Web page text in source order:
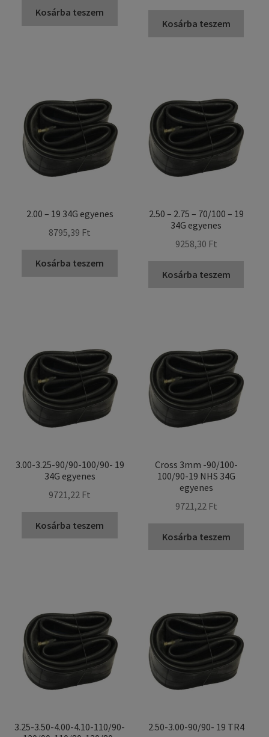
Kosárba teszem
Kosárba teszem
2.00 – 19 34G egyenes
8795,39 Ft
Kosárba teszem
2.50 – 2.75 – 70/100 – 19
34G egyenes
9258,30 Ft
Kosárba teszem
3.00-3.25-90/90-100/90- 19
34G egyenes
9721,22 Ft
Kosárba teszem
Cross 3mm -90/100-
100/90-19 NHS 34G
egyenes
9721,22 Ft
Kosárba teszem
3.25-3.50-4.00-4.10-110/90-
2.50-3.00-90/90- 19 TR4